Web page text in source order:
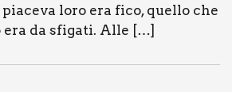
loro era fico, quel­lo che
era da sfi­ga­ti. Alle […]